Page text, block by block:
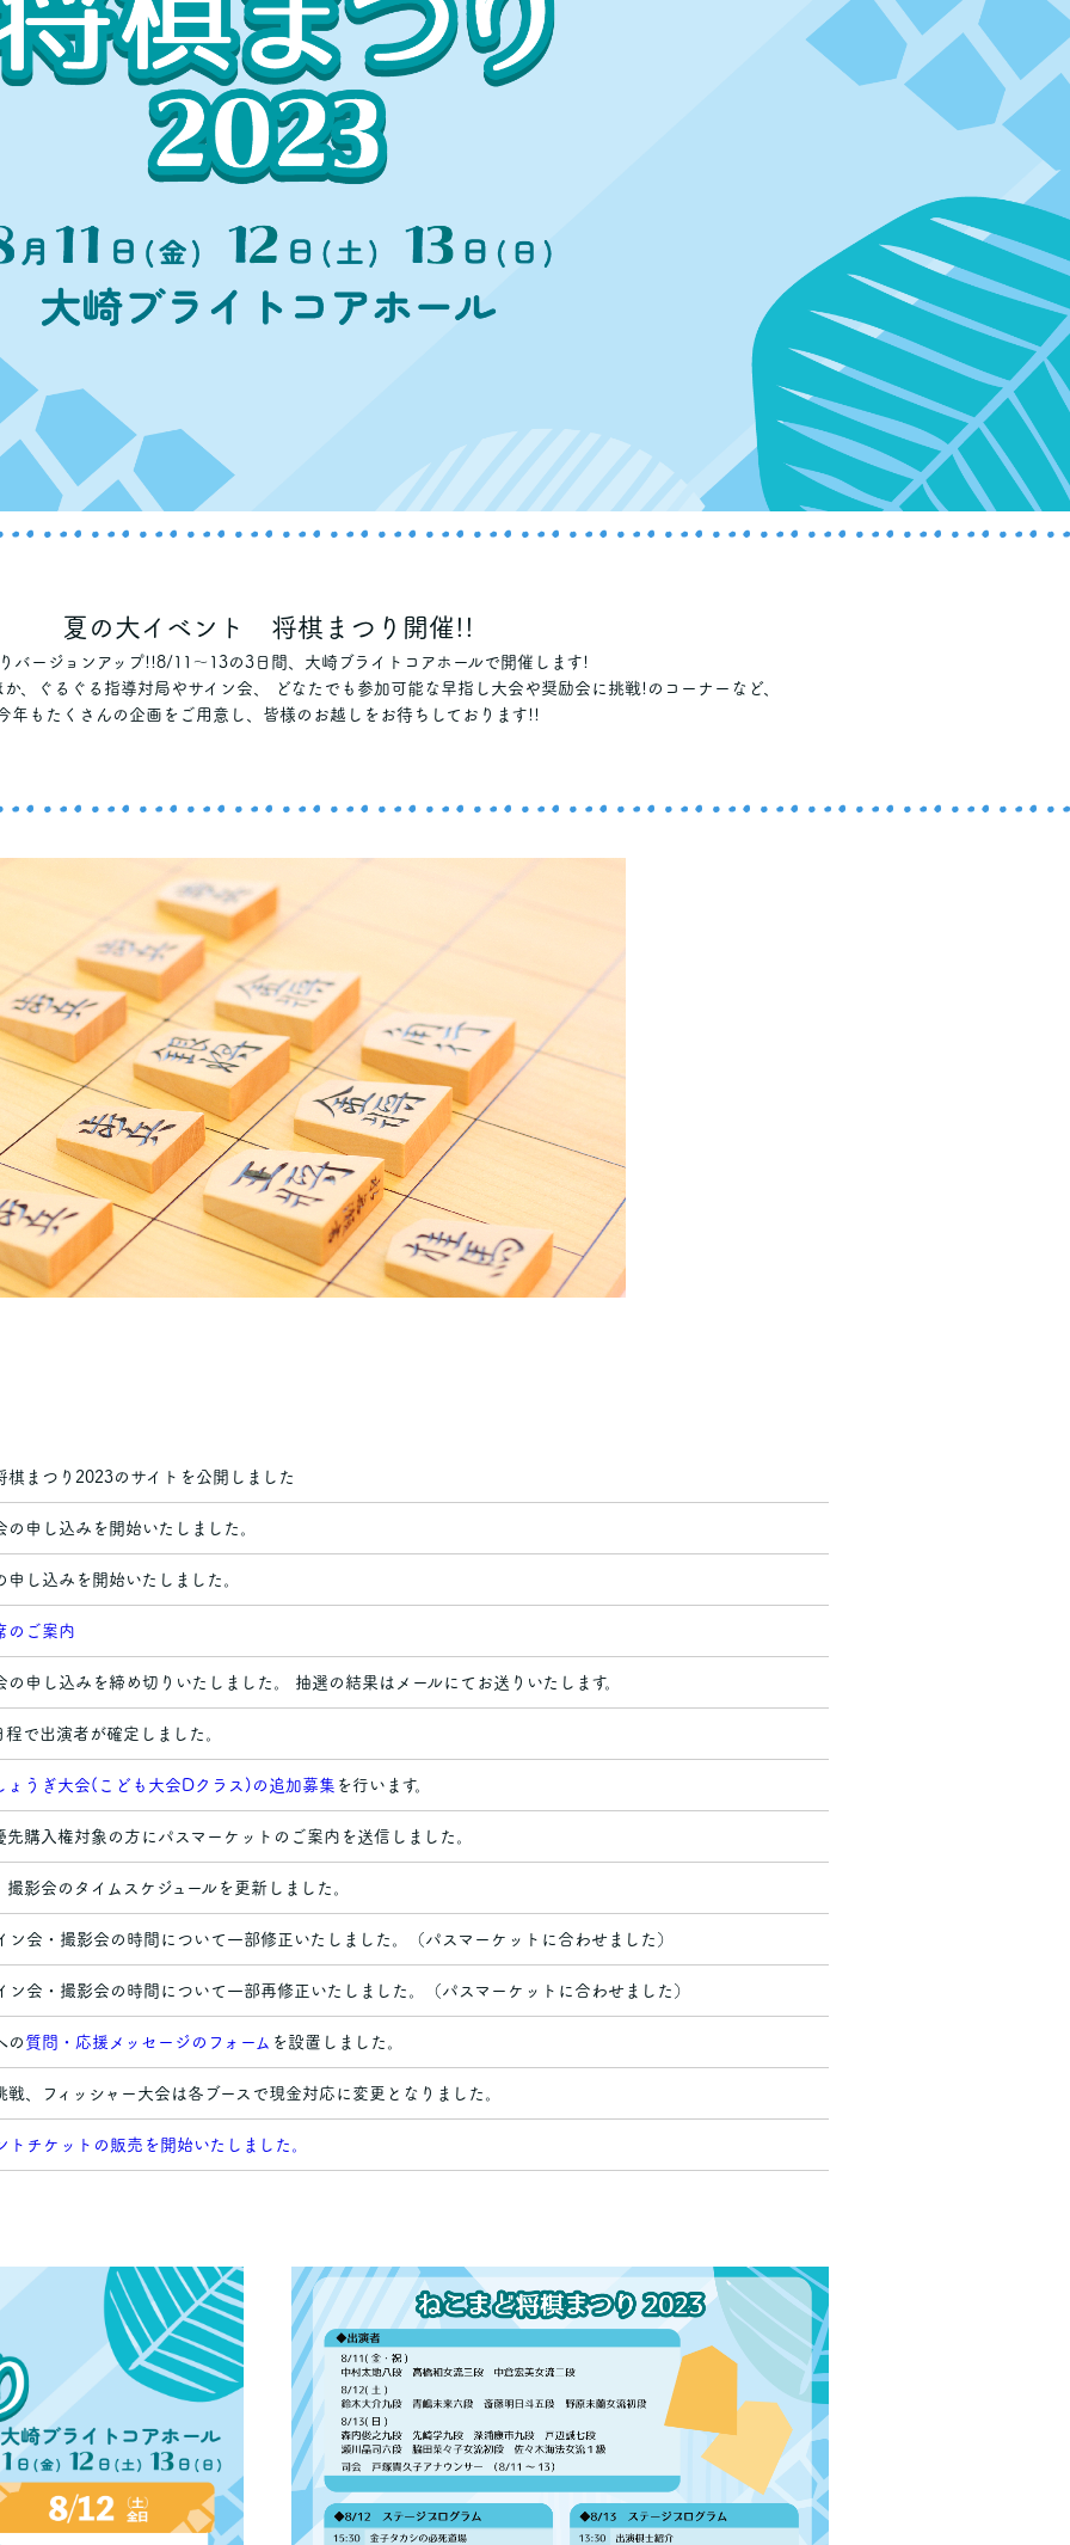
夏の大イベント 将棋まつり開催!!
バージョンアップ!!8/11～13の3日間、大崎ブライトコアホールで開催します!
、ぐるぐる指導対局やサイン会、 どなたでも参加可能な早指し大会や奨励会に挑戦!のコーナーなど、
年もたくさんの企画をご用意し、皆様のお越しをお待ちしております!!
棋まつり2023のサイトを公開しました
の申し込みを開始いたしました。
申し込みを開始いたしました。
のご案内
の申し込みを締め切りいたしました。 抽選の結果はメールにてお送りいたします。
程で出演者が確定しました。
ょうぎ大会(こども大会Dクラス)の追加募集 を行います。
先購入権対象の方にパスマーケットのご案内を送信しました。
撮影会のタイムスケジュールを更新しました。
ン会・撮影会の時間について一部修正いたしました。（パスマーケットに合わせました）
ン会・撮影会の時間について一部再修正いたしました。（パスマーケットに合わせました）
の 質問・応援メッセージのフォーム を設置しました。
戦、フィッシャー大会は各ブースで現金対応に変更となりました。
トチケットの販売を開始いたしました。